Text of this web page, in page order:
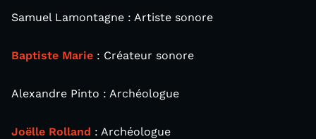
Samuel Lamontagne : Artiste sonore
Baptiste Marie : Créateur sonore
Alexandre Pinto : Archéologue
Joëlle Rolland : Archéologue